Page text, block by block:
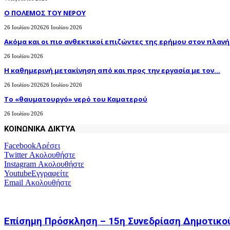
Ο ΠΟΛΕΜΟΣ ΤΟΥ ΝΕΡΟΥ
26 Ιουλίου 202626 Ιουλίου 2026
Ακόμα και οι πιο ανθεκτικοί επιζώντες της ερήμου στον
26 Ιουλίου 2026
H καθημερινή μετακίνηση από και προς την εργασία με τον...
26 Ιουλίου 202626 Ιουλίου 2026
Το «θαυματουργό» νερό του Καματερού
26 Ιουλίου 2026
ΚΟΙΝΩΝΙΚΑ ΔΙΚΤΥΑ
FacebookΑρέσει
TwitterΑκολουθήστε
Instagram Ακολουθήστε
YoutubeΕγγραφείτε
Email Ακολουθήστε
Επίσημη Πρόσκληση – 15η Συνεδρίαση